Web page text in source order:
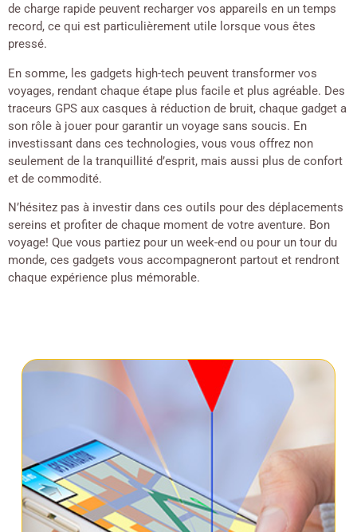
de charge rapide peuvent recharger vos appareils en un temps
record, ce qui est particulièrement utile lorsque vous êtes
pressé.
En somme, les gadgets high-tech peuvent transformer vos
voyages, rendant chaque étape plus facile et plus agréable. Des
traceurs GPS aux casques à réduction de bruit, chaque gadget a
son rôle à jouer pour garantir un voyage sans soucis. En
investissant dans ces technologies, vous vous offrez non
seulement de la tranquillité d’esprit, mais aussi plus de confort
et de commodité.
N’hésitez pas à investir dans ces outils pour des déplacements
sereins et profiter de chaque moment de votre aventure. Bon
voyage! Que vous partiez pour un week-end ou pour un tour du
monde, ces gadgets vous accompagneront partout et rendront
chaque expérience plus mémorable.